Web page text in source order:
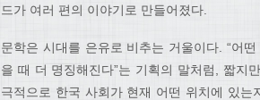
드가 여러 편의 이야기로 만들어졌다.
문학은 시대를 은유로 비추는 거울이다. “어
을 때 더 명징해진다”는 기획의 말처럼, 짧지
극적으로 한국 사회가 현재 어떤 위치에 있